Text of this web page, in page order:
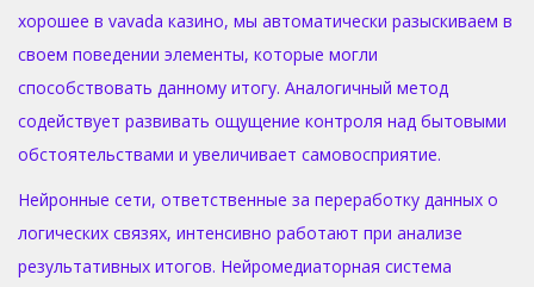
хорошее в vavada казино, мы автоматически разыскиваем в
своем поведении элементы, которые могли
способствовать данному итогу. Аналогичный метод
содействует развивать ощущение контроля над бытовыми
обстоятельствами и увеличивает самовосприятие.
Нейронные сети, ответственные за переработку данных о
логических связях, интенсивно работают при анализе
результативных итогов. Нейромедиаторная система